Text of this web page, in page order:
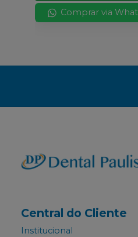
Comprar via
Central do Cliente
Institucional